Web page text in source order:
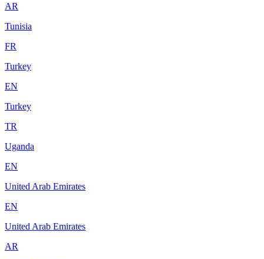
AR
Tunisia
FR
Turkey
EN
Turkey
TR
Uganda
EN
United Arab Emirates
EN
United Arab Emirates
AR